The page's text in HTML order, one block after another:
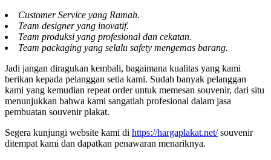
Customer Service yang Ramah.
Team designer yang inovatif.
Team produksi yang profesional dan cekatan.
Team packaging yang selalu safety mengemas barang.
Jadi jangan diragukan kembali, bagaimana kualitas yang kami
berikan kepada pelanggan setia kami. Sudah banyak pelanggan
kami yang kemudian repeat order untuk memesan souvenir, dari situ
menunjukkan bahwa kami sangatlah profesional dalam jasa
pembuatan souvenir plakat.
Segera kunjungi website kami di https://hargaplakat.net/souvenir
ditempat kami dan dapatkan penawaran menariknya.